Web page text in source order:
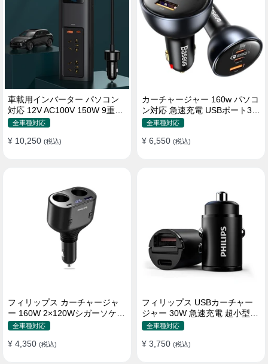
車載用インバーター パソコン
対応 12V AC100V 150W 9重保
護 ディスプレイ付き 静音タイ
全車種対応
¥ 10,250 (税込)
カーチャージャー 160w パソコ
ン対応 急速充電 USBポート3つ
Type-C シガーソケット
全車種対応
¥ 6,550 (税込)
フィリップス カーチャージャ
ー 160W 2×120Wシガーソケッ
ト おしゃれ
全車種対応
¥ 4,350 (税込)
フィリップス USBカーチャー
ジャー 30W 急速充電 超小型設
計 おしゃれ シガーソケット
全車種対応
¥ 3,750 (税込)